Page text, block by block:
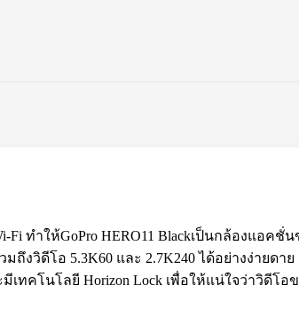
ทำให้GoPro HERO11 Blackเป็นกล้องแอค
ถึงวิดีโอ 5.3K60 และ 2.7K240 ได้อย่างง่ายด
ทคโนโลยี Horizon Lock เพื่อให้แน่ใจว่าวิดีโอ